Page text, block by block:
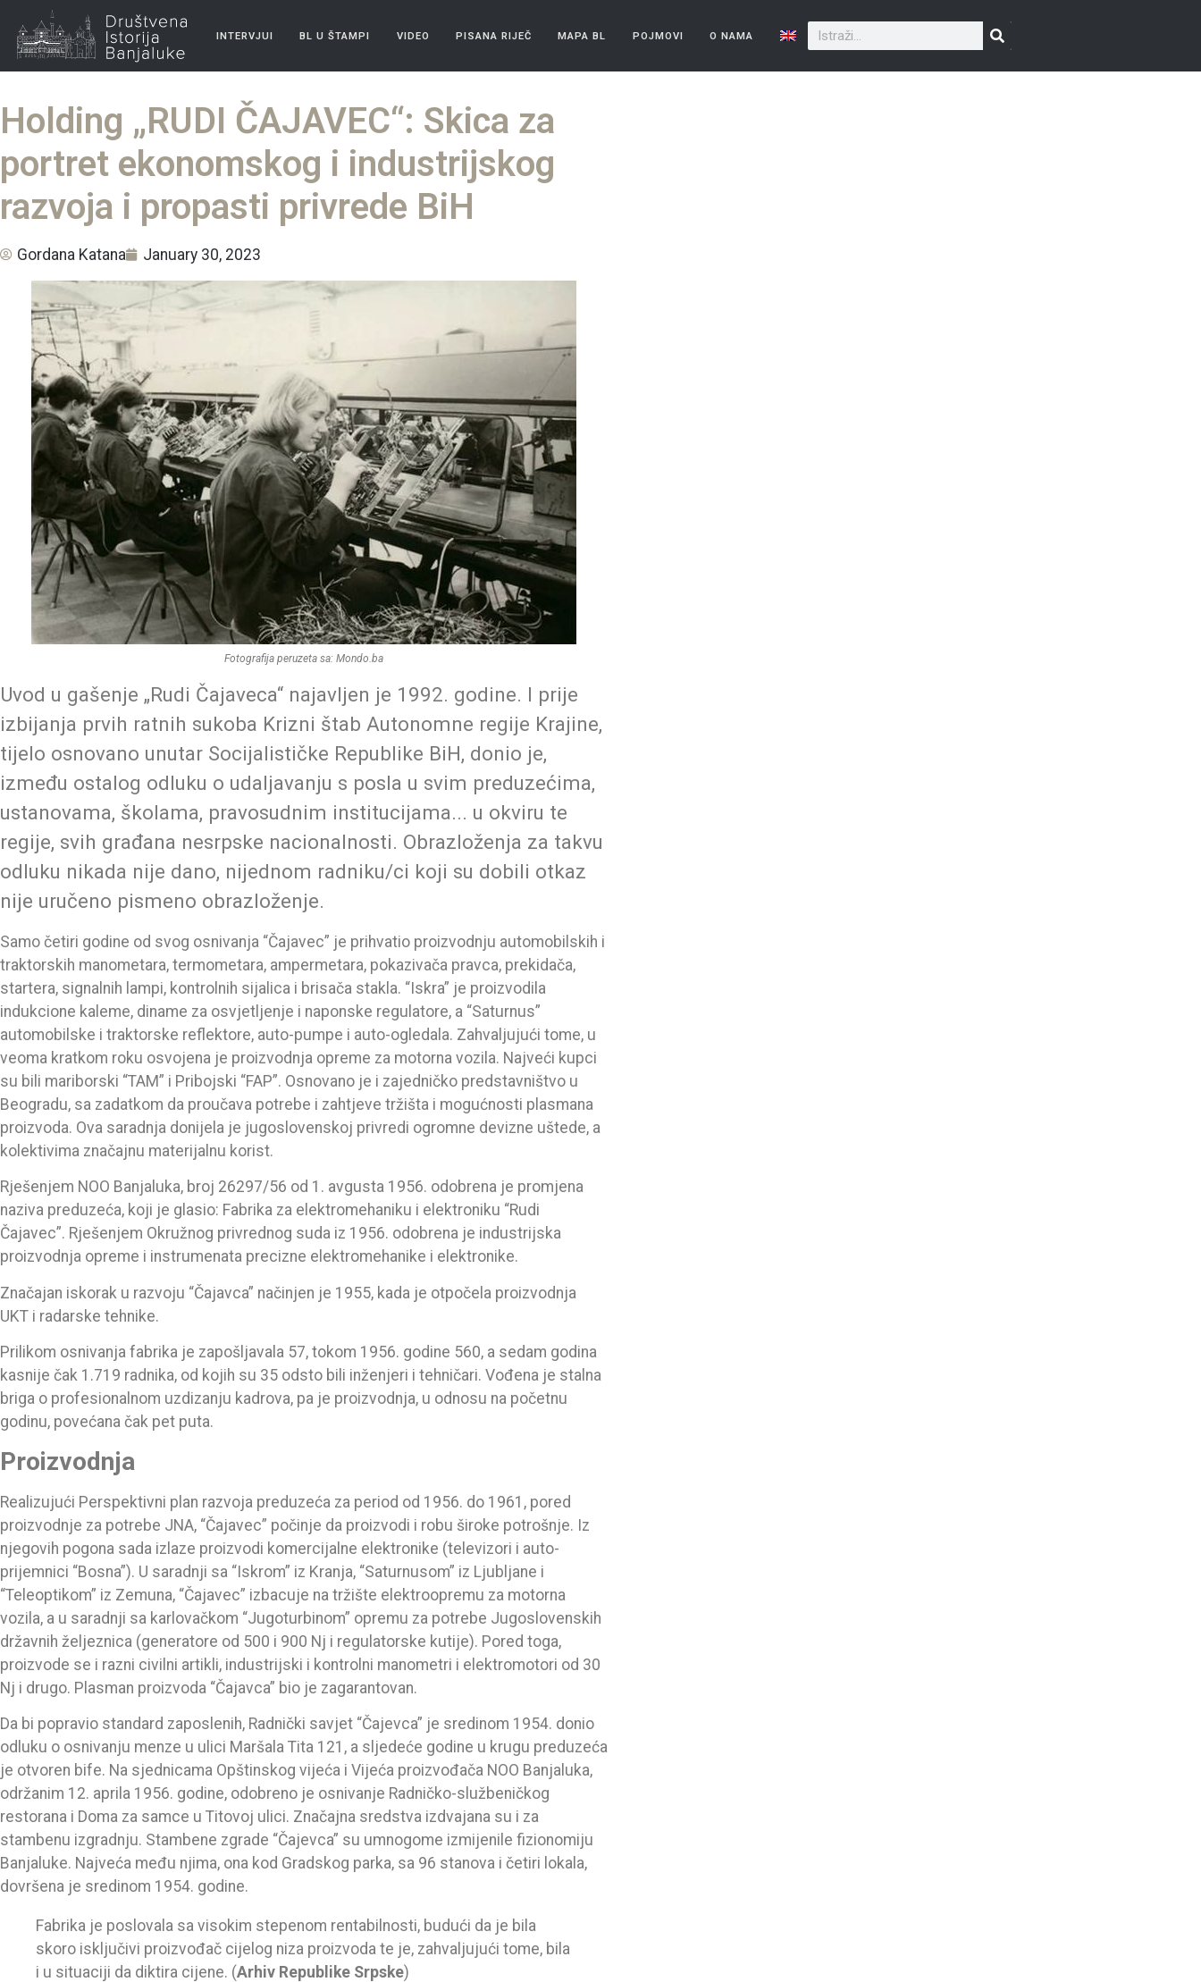
INTERVJUI BL U ŠTAMPI VIDEO PISANA RIJEČ MAPA BL POJMOVI O NAMA
Holding „RUDI ČAJAVEC“: Skica za
portret ekonomskog i industrijskog
razvoja i propasti privrede BiH
Gordana Katana January 30, 2023
Fotografija peruzeta sa: Mondo.ba
Uvod u gašenje „Rudi Čajaveca“ najavljen je 1992. godine. I prije
izbijanja prvih ratnih sukoba Krizni štab Autonomne regije Krajine,
tijelo osnovano unutar Socijalističke Republike BiH, donio je,
između ostalog odluku o udaljavanju s posla u svim preduzećima,
ustanovama, školama, pravosudnim institucijama... u okviru te
regije, svih građana nesrpske nacionalnosti. Obrazloženja za takvu
odluku nikada nije dano, nijednom radniku/ci koji su dobili otkaz
nije uručeno pismeno obrazloženje.
Samo četiri godine od svog osnivanja “Čajavec” je prihvatio proizvodnju automobilskih i
traktorskih manometara, termometara, ampermetara, pokazivača pravca, prekidača,
startera, signalnih lampi, kontrolnih sijalica i brisača stakla. “Iskra” je proizvodila
indukcione kaleme, diname za osvjetljenje i naponske regulatore, a “Saturnus”
automobilske i traktorske reflektore, auto-pumpe i auto-ogledala. Zahvaljujući tome, u
veoma kratkom roku osvojena je proizvodnja opreme za motorna vozila. Najveći kupci
su bili mariborski “TAM” i Pribojski “FAP”. Osnovano je i zajedničko predstavništvo u
Beogradu, sa zadatkom da proučava potrebe i zahtjeve tržišta i mogućnosti plasmana
proizvoda. Ova saradnja donijela je jugoslovenskoj privredi ogromne devizne uštede, a
kolektivima značajnu materijalnu korist.
Rješenjem NOO Banjaluka, broj 26297/56 od 1. avgusta 1956. odobrena je promjena
naziva preduzeća, koji je glasio: Fabrika za elektromehaniku i elektroniku “Rudi
Čajavec”. Rješenjem Okružnog privrednog suda iz 1956. odobrena je industrijska
proizvodnja opreme i instrumenata precizne elektromehanike i elektronike.
Značajan iskorak u razvoju “Čajavca” načinjen je 1955, kada je otpočela proizvodnja
UKT i radarske tehnike.
Prilikom osnivanja fabrika je zapošljavala 57, tokom 1956. godine 560, a sedam godina
kasnije čak 1.719 radnika, od kojih su 35 odsto bili inženjeri i tehničari. Vođena je stalna
briga o profesionalnom uzdizanju kadrova, pa je proizvodnja, u odnosu na početnu
godinu, povećana čak pet puta.
Proizvodnja
Realizujući Perspektivni plan razvoja preduzeća za period od 1956. do 1961, pored
proizvodnje za potrebe JNA, “Čajavec” počinje da proizvodi i robu široke potrošnje. Iz
njegovih pogona sada izlaze proizvodi komercijalne elektronike (televizori i auto-
prijemnici “Bosna”). U saradnji sa “Iskrom” iz Kranja, “Saturnusom” iz Ljubljane i
“Teleoptikom” iz Zemuna, “Čajavec” izbacuje na tržište elektroopremu za motorna
vozila, a u saradnji sa karlovačkom “Jugoturbinom” opremu za potrebe Jugoslovenskih
državnih željeznica (generatore od 500 i 900 Nj i regulatorske kutije). Pored toga,
proizvode se i razni civilni artikli, industrijski i kontrolni manometri i elektromotori od 30
Nj i drugo. Plasman proizvoda “Čajavca” bio je zagarantovan.
Da bi popravio standard zaposlenih, Radnički savjet “Čajevca” je sredinom 1954. donio
odluku o osnivanju menze u ulici Maršala Tita 121, a sljedeće godine u krugu preduzeća
je otvoren bife. Na sjednicama Opštinskog vijeća i Vijeća proizvođača NOO Banjaluka,
održanim 12. aprila 1956. godine, odobreno je osnivanje Radničko-službeničkog
restorana i Doma za samce u Titovoj ulici. Značajna sredstva izdvajana su i za
stambenu izgradnju. Stambene zgrade “Čajevca” su umnogome izmijenile fizionomiju
Banjaluke. Najveća među njima, ona kod Gradskog parka, sa 96 stanova i četiri lokala,
dovršena je sredinom 1954. godine.
Fabrika je poslovala sa visokim stepenom rentabilnosti, budući da je bila
skoro isključivi proizvođač cijelog niza proizvoda te je, zahvaljujući tome, bila
i u situaciji da diktira cijene. (Arhiv Republike Srpske)